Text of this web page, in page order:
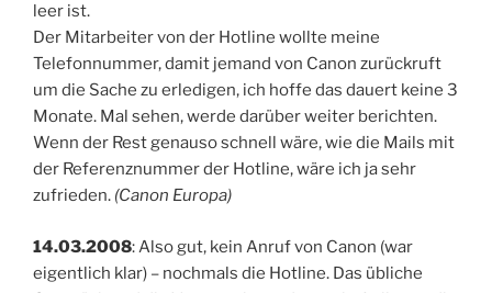
leer ist.
Der Mitarbeiter von der Hotline wollte meine
Telefonnummer, damit jemand von Canon zurückruft
um die Sache zu erledigen, ich hoffe das dauert keine 3
Monate. Mal sehen, werde darüber weiter berichten.
Wenn der Rest genauso schnell wäre, wie die Mails mit
der Referenznummer der Hotline, wäre ich ja sehr
zufrieden. (Canon Europa)
14.03.2008: Also gut, kein Anruf von Canon (war
eigentlich klar) – nochmals die Hotline. Das übliche